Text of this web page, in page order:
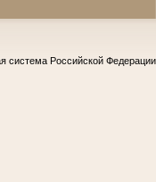
система Российской